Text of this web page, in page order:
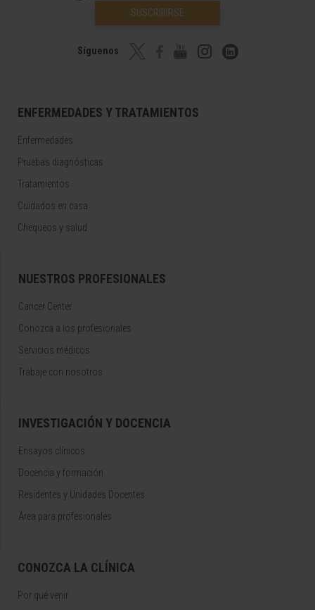
SUSCRIBIRSE
Síguenos
ENFERMEDADES Y TRATAMIENTOS
Enfermedades
Pruebas diagnósticas
Tratamientos
Cuidados en casa
Chequeos y salud
NUESTROS PROFESIONALES
Cancer Center
Conozca a los profesionales
Servicios médicos
Trabaje con nosotros
INVESTIGACIÓN Y DOCENCIA
Ensayos clínicos
Docencia y formación
Residentes y Unidades Docentes
Área para profesionales
CONOZCA LA CLÍNICA
Por qué venir